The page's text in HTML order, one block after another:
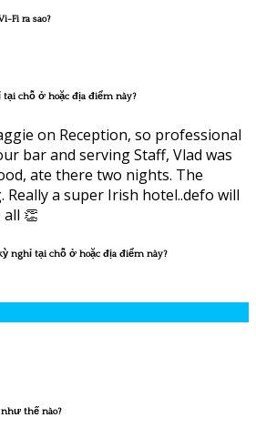
Fi ra sao?
chỗ ở hoặc địa điểm này?
on Reception, so professional
bar and serving Staff, Vlad was
ate there two nights. The
Really a super Irish hotel..defo will
👏
nghỉ tại chỗ ở hoặc địa điểm này?
thế nào?